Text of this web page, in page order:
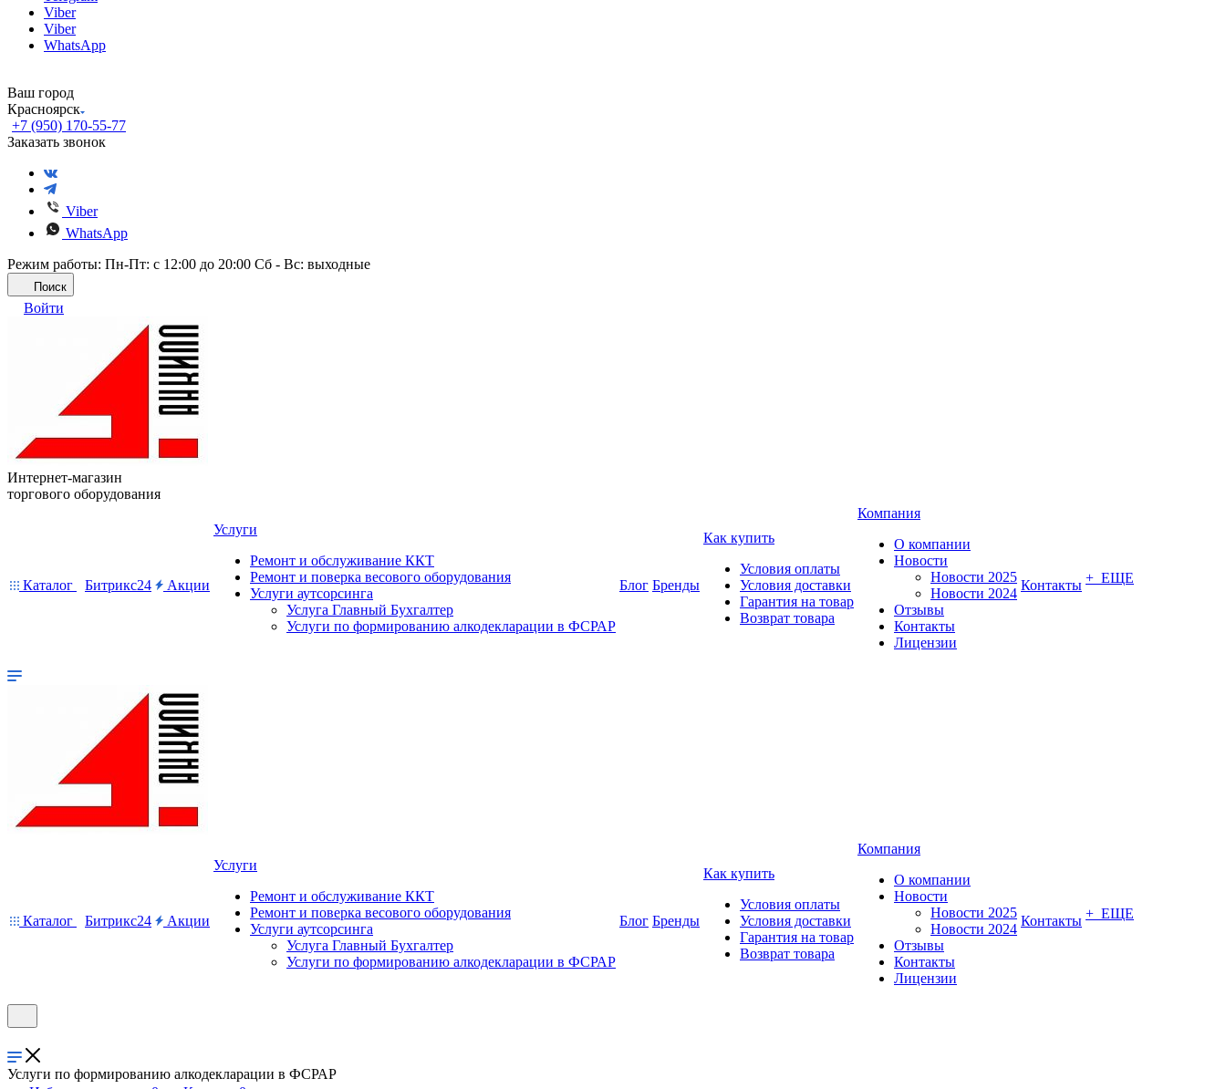
Viber
Viber
WhatsApp
Ваш город
Красноярск
+7 (950) 170-55-77
Заказать звонок
Viber
WhatsApp
Режим работы: Пн-Пт: с 12:00 до 20:00 Сб - Вс: выходные
Поиск
Войти
Интернет-магазин
торгового оборудования
Каталог Битрикс24 Акции
Услуги
Ремонт и обслуживание ККТ
Ремонт и поверка весового оборудования
Услуги аутсорсинга
Услуга Главный Бухгалтер
Услуги по формированию алкодекларации в ФСРАР
Блог Бренды
Как купить
Условия оплаты
Условия доставки
Гарантия на товар
Возврат товара
Компания
О компании
Новости
Новости 2025
Новости 2024
Отзывы
Контакты
Лицензии
Контакты + ЕЩЕ
Каталог Битрикс24 Акции
Услуги
Ремонт и обслуживание ККТ
Ремонт и поверка весового оборудования
Услуги аутсорсинга
Услуга Главный Бухгалтер
Услуги по формированию алкодекларации в ФСРАР
Блог Бренды
Как купить
Условия оплаты
Условия доставки
Гарантия на товар
Возврат товара
Компания
О компании
Новости
Новости 2025
Новости 2024
Отзывы
Контакты
Лицензии
Контакты + ЕЩЕ
Услуги по формированию алкодекларации в ФСРАР